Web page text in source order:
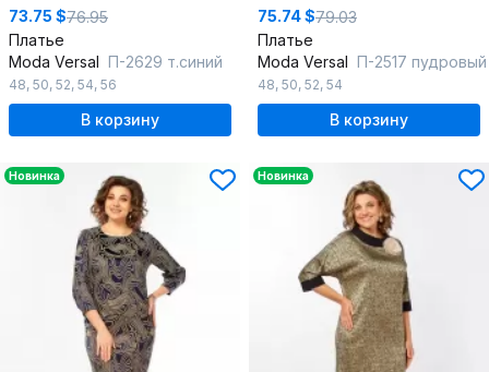
73.75 $76.95
Платье
Moda Versal П-2629 т.синий
48, 50, 52, 54, 56
В корзину
75.74 $79.03
Платье
Moda Versal П-2517 пудровый
48, 50, 52, 54
В корзину
Новинка Новинка